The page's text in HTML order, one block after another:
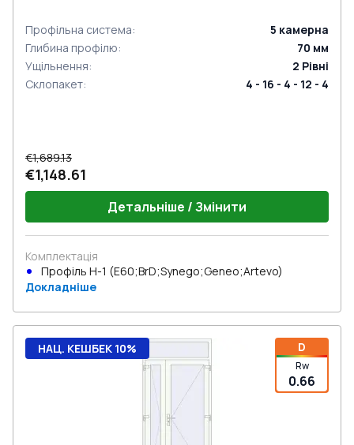
Профільна система: 5 камерна
Глибина профілю: 70 мм
Ущільнення: 2 Рівні
Склопакет: 4 - 16 - 4 - 12 - 4
€1,689.13
€1,148.61
Детальніше / Змінити
Комплектація
Профіль Н-1 (E60;BrD;Synego;Geneo;Artevo)
Докладніше
D
Rw
0.66
НАЦ. КЕШБЕК 10%